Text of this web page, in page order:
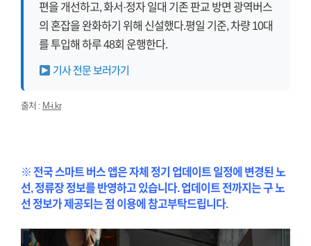
편을 개선하고, 화서·정자 일대 기존 판교 방면 광역버스
의 혼잡을 완화하기 위해 신설했다.평일 기준, 차량 10대
를 투입해 하루 48회 운행한다.
기사 전문 보러가기
출처 : M-i.kr
※ 전국 스마트 버스 앱은 자체 정기 업데이트 일정에 변경된 노
선, 정류장 정보를 반영하고 있습니다. 업데이트 전까지는 구 노
선 정보가 제공되는 점 이용에 참고부탁드립니다.